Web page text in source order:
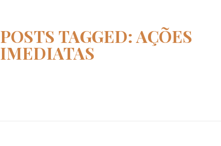
POSTS TAGGED: AÇÕES
IMEDIATAS